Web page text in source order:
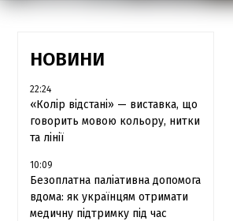
НОВИНИ
22:24
«Колір відстані» — виставка, що
говорить мовою кольору, нитки
та лінії
10:09
Безоплатна паліативна допомога
вдома: як українцям отримати
медичну підтримку під час